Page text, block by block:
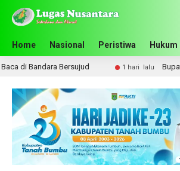
Home Nasional Peristiwa Hukum
di Bandara Bersujud 1 hari lalu Bupati